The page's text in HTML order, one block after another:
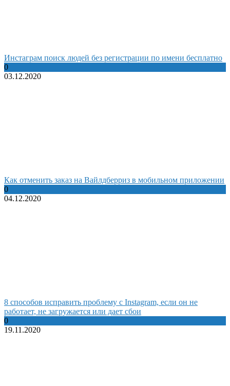
Инстаграм поиск людей без регистрации по имени бесплатно
0
03.12.2020
Как отменить заказ на Вайлдберриз в мобильном приложении
0
04.12.2020
8 способов исправить проблему с Instagram, если он не
работает, не загружается или дает сбои
0
19.11.2020